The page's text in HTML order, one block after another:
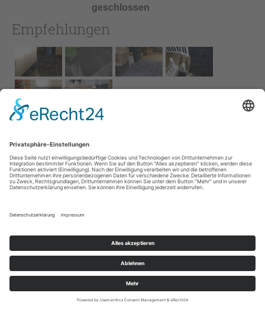
geschlossen
Empfehlungen
Impressum
AGB
Service
Cookie-Einstellungen Home Kontakt
© 2026 Naturstein Vonderhecken